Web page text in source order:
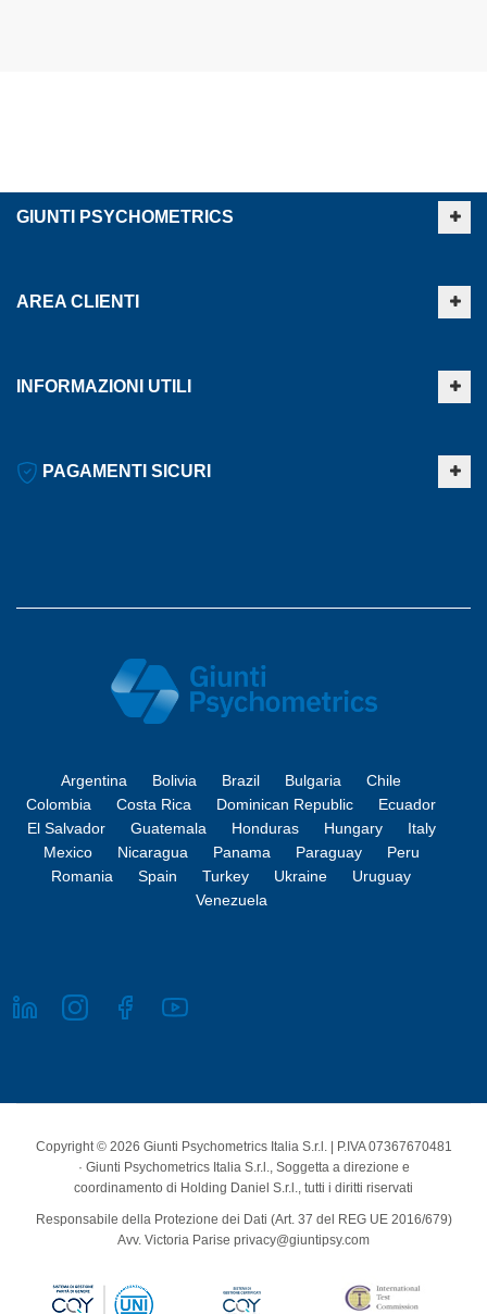
GIUNTI PSYCHOMETRICS
AREA CLIENTI
INFORMAZIONI UTILI
PAGAMENTI SICURI
Argentina Bolivia Brazil Bulgaria
Chile
Colombia
Costa Rica Dominican Republic
Ecuador
El Salvador
Guatemala Honduras Hungary
Italy
Mexico
Nicaragua Panama Paraguay
Peru
Romania
Spain Turkey Ukraine
Uruguay
Venezuela
Copyright © 2026 Giunti Psychometrics Italia S.r.l. | P.IVA 07367670481
· Giunti Psychometrics Italia S.r.l., Soggetta a direzione e
coordinamento di Holding Daniel S.r.l., tutti i diritti riservati
Responsabile della Protezione dei Dati (Art. 37 del REG UE 2016/679)
Avv. Victoria Parise privacy@giuntipsy.com